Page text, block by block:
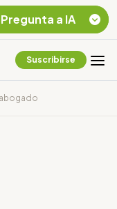
Suscribirse
Pregunta a IA
Chevron Ecuador